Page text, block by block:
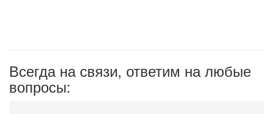
Всегда на связи, ответим на любые
вопросы: